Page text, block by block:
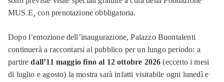
MUS.E¸ con prenotazione obbligatoria.
Dopo l’emozione dell’inaugurazione, Palazzo Buontalenti
continuerà a raccontarsi al pubblico per un lungo periodo: a
partire dall’11 maggio fino al 12 ottobre 2026 (eccetto i mesi
di luglio e agosto) la mostra sarà infatti visitabile ogni lunedì e